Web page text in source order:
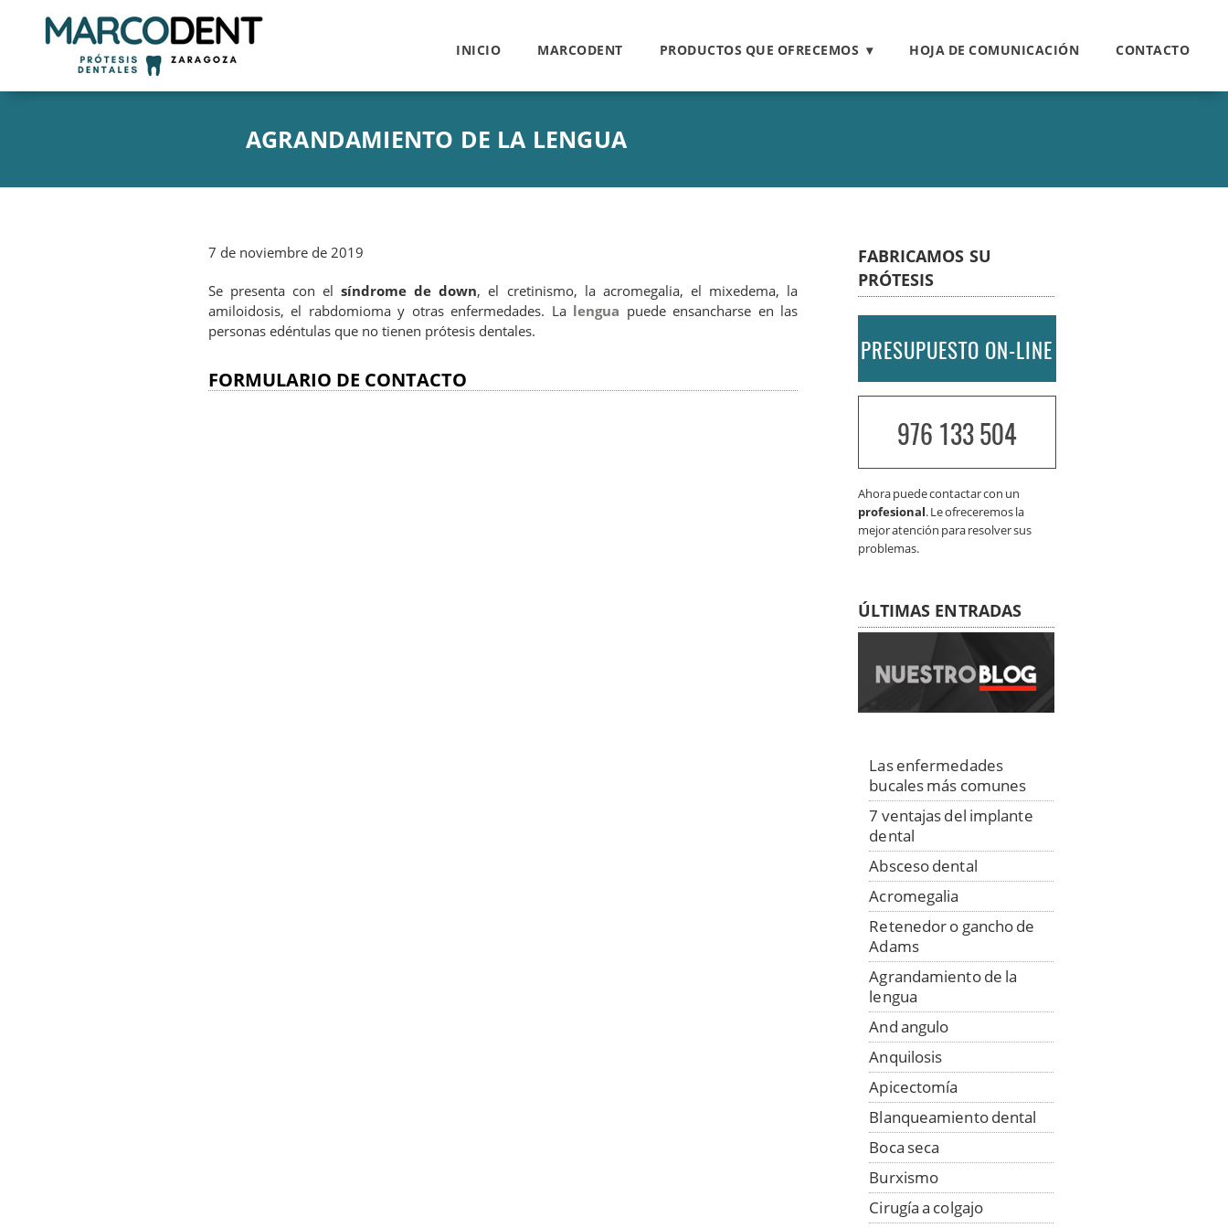
INICIO MARCODENT PRODUCTOS QUE OFRECEMOS HOJA DE COMUNICACIÓN CONTACTO
AGRANDAMIENTO DE LA LENGUA
7 de noviembre de 2019
Se presenta con elsíndrome de down, el cretinismo, la acromegalia, el mixedema, la
amiloidosis, el rabdomioma y otras enfermedades. La lengua puede ensancharse en las
personas edéntulas que no tienen prótesis dentales.
FORMULARIO DE CONTACTO
FABRICAMOS SU
PRÓTESIS
PRESUPUESTO ON-LINE
976 133 504
Ahora puede contactar con un
profesional. Le ofreceremos la
mejor atención para resolver sus
problemas.
ÚLTIMAS ENTRADAS
Las enfermedades
bucales más comunes
7 ventajas del implante
dental
Absceso dental
Acromegalia
Retenedor o gancho de
Adams
Agrandamiento de la
lengua
And angulo
Anquilosis
Apicectomía
Blanqueamiento dental
Boca seca
Burxismo
Cirugía a colgajo